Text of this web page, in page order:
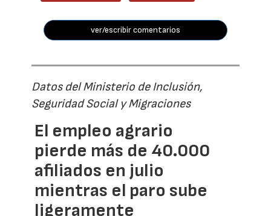
ver/escribir comentarios
Datos del Ministerio de Inclusión,
Seguridad Social y Migraciones
El empleo agrario
pierde más de 40.000
afiliados en julio
mientras el paro sube
ligeramente